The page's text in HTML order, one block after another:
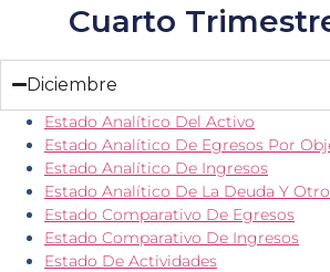
Cuarto
Diciembre
Estado Analítico Del Activo
Estado Analítico De Egresos Por
Estado Analítico De Ingresos
Estado Analítico De La Deuda Y
Estado Comparativo De Egresos
Estado Comparativo De Ingresos
Estado De Actividades